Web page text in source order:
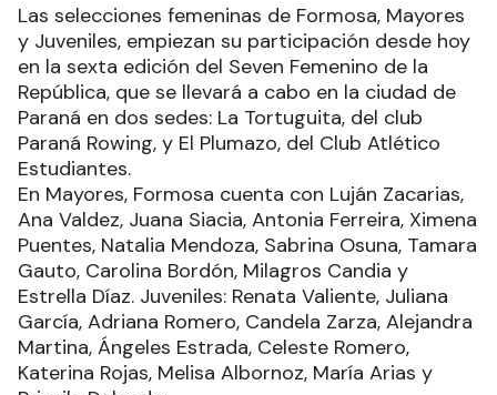
Las selecciones femeninas de Formosa, Mayores
y Juveniles, empiezan su participación desde hoy
en la sexta edición del Seven Femenino de la
República, que se llevará a cabo en la ciudad de
Paraná en dos sedes: La Tortuguita, del club
Paraná Rowing, y El Plumazo, del Club Atlético
Estudiantes.
En Mayores, Formosa cuenta con Luján Zacarias,
Ana Valdez, Juana Siacia, Antonia Ferreira, Ximena
Puentes, Natalia Mendoza, Sabrina Osuna, Tamara
Gauto, Carolina Bordón, Milagros Candia y
Estrella Díaz. Juveniles: Renata Valiente, Juliana
García, Adriana Romero, Candela Zarza, Alejandra
Martina, Ángeles Estrada, Celeste Romero,
Katerina Rojas, Melisa Albornoz, María Arias y